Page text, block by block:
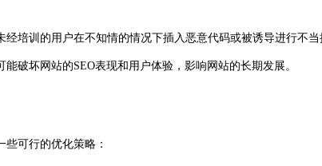
培训的用户在不知情的情况下插入恶意代码或被诱导进行不
破坏网站的SEO表现和用户体验，影响网站的长期发展。
可行的优化策略：